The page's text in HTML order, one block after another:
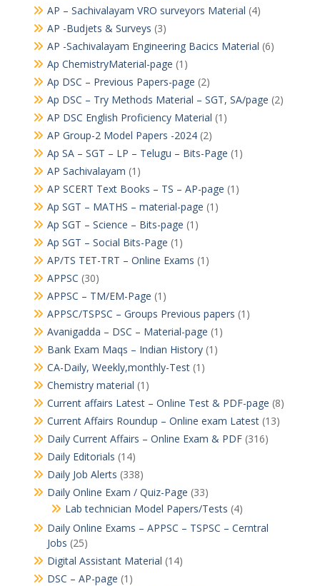
AP – Sachivalayam VRO surveyors Material (4)
AP -Budjets & Surveys (3)
AP -Sachivalayam Engineering Bacics Material (6)
Ap ChemistryMaterial-page (1)
Ap DSC – Previous Papers-page (2)
Ap DSC – Try Methods Material – SGT, SA/page (2)
AP DSC English Proficiency Material (1)
AP Group-2 Model Papers -2024(2)
Ap SA – SGT – LP – Telugu – Bits-Page (1)
AP Sachivalayam (1)
AP SCERT Text Books – TS – AP-page (1)
Ap SGT – MATHS – material-page (1)
Ap SGT – Science – Bits-page (1)
Ap SGT – Social Bits-Page (1)
AP/TS TET-TRT – Online Exams (1)
APPSC (30)
APPSC – TM/EM-Page (1)
APPSC/TSPSC – Groups Previous papers (1)
Avanigadda – DSC – Material-page (1)
Bank Exam Maqs – Indian History(1)
CA-Daily, Weekly,monthly-Test(1)
Chemistry material (1)
Current affairs Latest – Online Test & PDF-page (8)
Current Affairs Roundup – Online exam Latest(13)
Daily Current Affairs – Online Exam & PDF(316)
Daily Editorials (14)
Daily Job Alerts (338)
Daily Online Exam / Quiz-Page (33)
Lab technician Model Papers/Tests (4)
Daily Online Exams – APPSC – TSPSC – Cerntral
Jobs (25)
Digital Assistant Material (14)
DSC – AP-page (1)